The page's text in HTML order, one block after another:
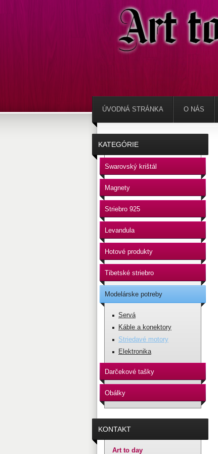
KATEGÓRIE
Swarovský krištál
Magnety
Striebro 925
Levandula
Hotové produkty
Tibetské striebro
Modelárske potreby
Servá
Káble a konektory
Striedavé motory
Elektronika
Darčekové tašky
Obálky
KONTAKT
Art to day
ÚVODNÁ STRÁNKA O NÁS